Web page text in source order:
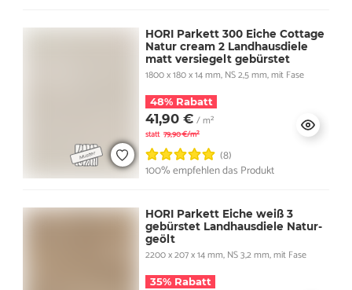
HORI Parkett 300 Eiche Cottage
Natur cream 2 Landhausdiele
matt versiegelt gebürstet
1800 x 180 x 14 mm, NS 2,5 mm, mit Fase
48% Rabatt
41,90 € / m²
statt 79,90 €/m²
(8)
100% empfehlen das Produkt
HORI Parkett Eiche weiß 3
gebürstet Landhausdiele Natur-
geölt
2200 x 207 x 14 mm, NS 3,2 mm, mit Fase
35% Rabatt